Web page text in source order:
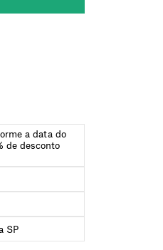
a data do
de desconto
SP